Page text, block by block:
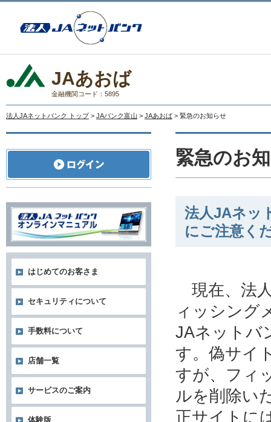
JAあおば
金融機関コード：5895
法人JAネットバンク トップ > JAバンク富山 > JAあおば > 緊急のお知らせ
緊急のお
法人JAネッ
にご注意く
現在、法
ィッシング
JAネットバ
す。偽サイ
すが、フィ
ルを削除い
正サイトに
はじめてのお客さま
セキュリティについて
手数料について
店舗一覧
サービスのご案内
体験版